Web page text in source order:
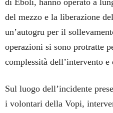
di Eboli, hanno operato a
del mezzo e la liberazione
un’autogru per il
operazioni si sono protratte
complessità dell’intervento
Sul luogo dell’incidente
i volontari della Vopi,